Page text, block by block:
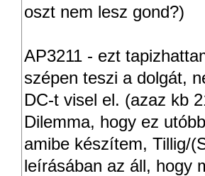
oszt nem lesz gond?)
AP3211 - ezt
szépen teszi a dolgát,
DC-t visel el. (azaz kb
Dilemma, hogy ez
amibe készítem, Tillig/
leírásában az áll, hogy